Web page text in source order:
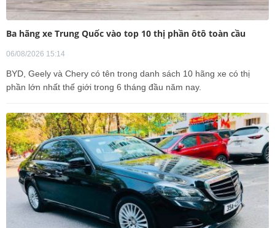
Ba hãng xe Trung Quốc vào top 10 thị phần ôtô toàn cầu
06/08/2026 15:14
BYD, Geely và Chery có tên trong danh sách 10 hãng xe có thị
phần lớn nhất thế giới trong 6 tháng đầu năm nay.